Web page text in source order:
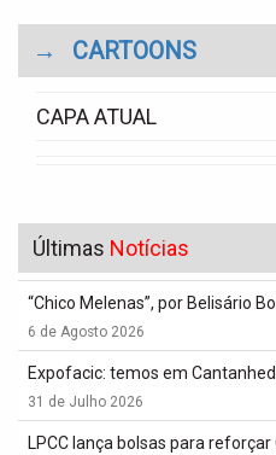
→ CARTOONS
CAPA ATUAL
Últimas Notícias
“Chico Melenas”, por Belisário
6 de Agosto 2026
Expofacic: temos em
31 de Julho 2026
LPCC lança bolsas para